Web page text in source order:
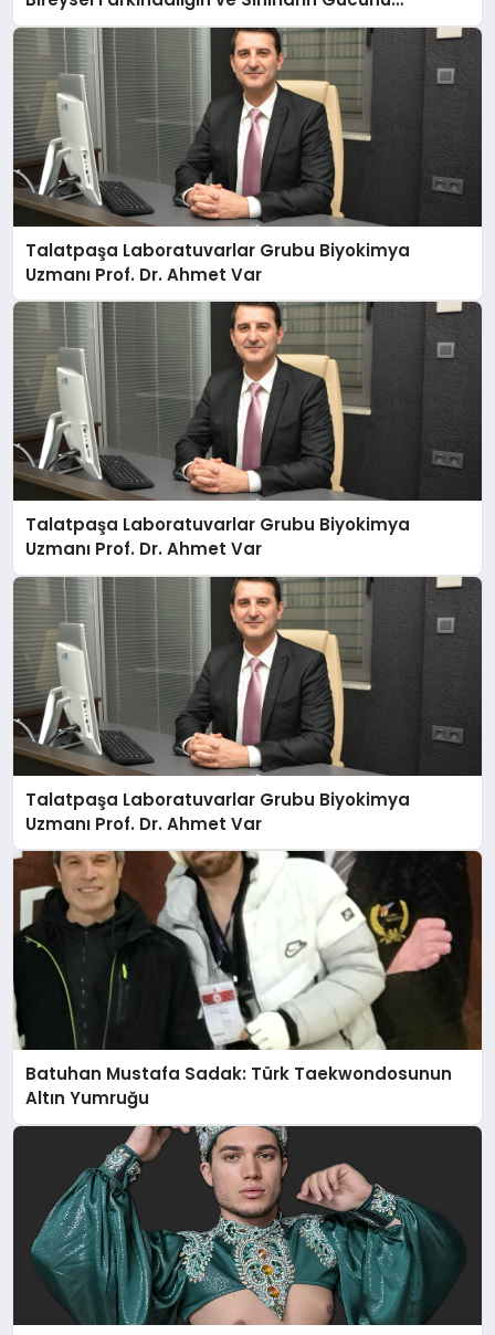
Anlatıyor
Talatpaşa Laboratuvarlar Grubu Biyokimya
Uzmanı Prof. Dr. Ahmet Var
Talatpaşa Laboratuvarlar Grubu Biyokimya
Uzmanı Prof. Dr. Ahmet Var
Talatpaşa Laboratuvarlar Grubu Biyokimya
Uzmanı Prof. Dr. Ahmet Var
Batuhan Mustafa Sadak: Türk Taekwondosunun
Altın Yumruğu